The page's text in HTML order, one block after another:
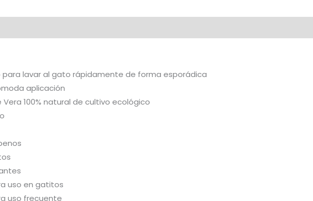
lavar al gato rápidamente de forma esporádica
aplicación
Vera 100% natural de cultivo ecológico
uso en gatitos
uso frecuente